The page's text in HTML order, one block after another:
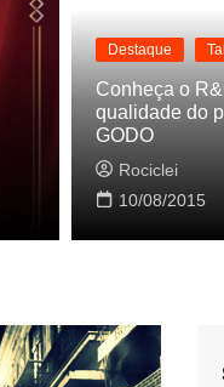
Destaque
Cynthia
Baleiro
Rociclei
Destaque
Conheça o
qualidade do
GODO
Rociclei
10/08/2015